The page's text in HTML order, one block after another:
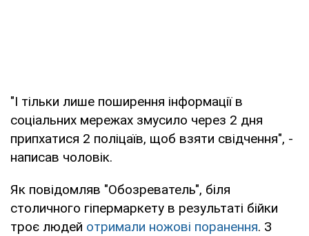
"І тільки лише поширення інформації в
соціальних мережах змусило через 2 дня
припхатися 2 поліцаїв, щоб взяти свідчення", -
написав чоловік.
Як повідомляв "Обозреватель", біля
столичного гіпермаркету в результаті бійки
троє людей отримали ножові поранення. З